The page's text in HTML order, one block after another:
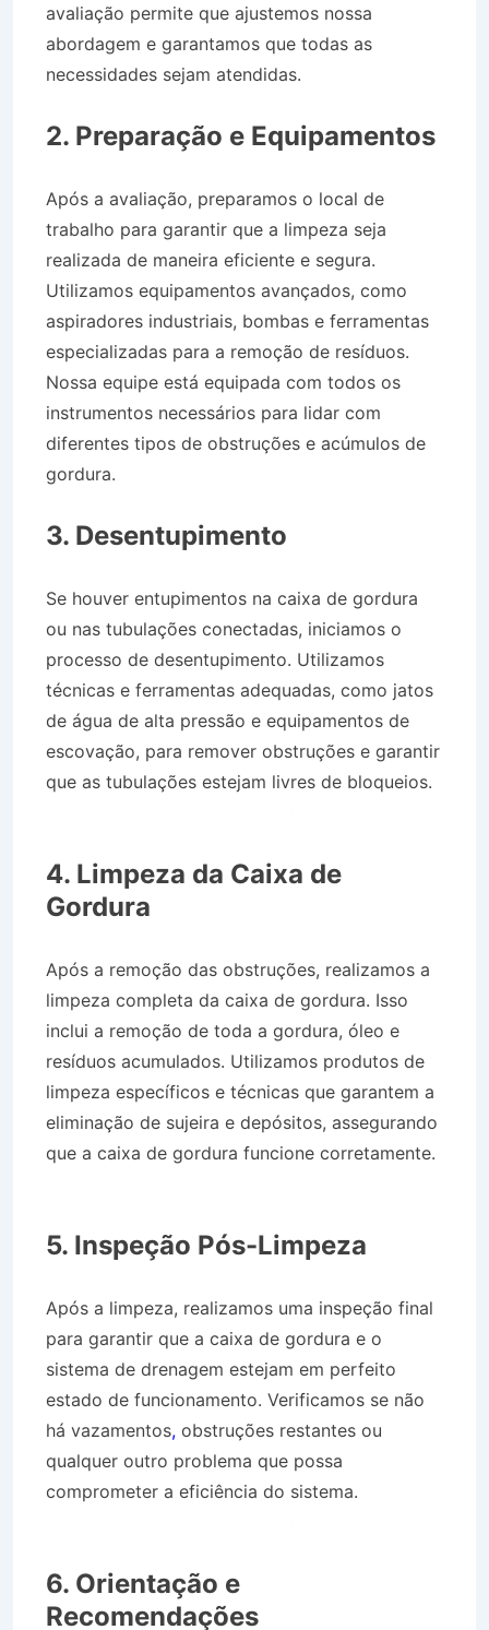
avaliação permite que ajustemos nossa
abordagem e garantamos que todas as
necessidades sejam atendidas.
2. Preparação e Equipamentos
Após a avaliação, preparamos o local de
trabalho para garantir que a limpeza seja
realizada de maneira eficiente e segura.
Utilizamos equipamentos avançados, como
aspiradores industriais, bombas e ferramentas
especializadas para a remoção de resíduos.
Nossa equipe está equipada com todos os
instrumentos necessários para lidar com
diferentes tipos de obstruções e acúmulos de
gordura.
3. Desentupimento
Se houver entupimentos na caixa de gordura
ou nas tubulações conectadas, iniciamos o
processo de desentupimento. Utilizamos
técnicas e ferramentas adequadas, como jatos
de água de alta pressão e equipamentos de
escovação, para remover obstruções e garantir
que as tubulações estejam livres de bloqueios.
4. Limpeza da Caixa de
Gordura
Após a remoção das obstruções, realizamos a
limpeza completa da caixa de gordura. Isso
inclui a remoção de toda a gordura, óleo e
resíduos acumulados. Utilizamos produtos de
limpeza específicos e técnicas que garantem a
eliminação de sujeira e depósitos, assegurando
que a caixa de gordura funcione corretamente.
5. Inspeção Pós-Limpeza
Após a limpeza, realizamos uma inspeção final
para garantir que a caixa de gordura e o
sistema de drenagem estejam em perfeito
estado de funcionamento. Verificamos se não
há vazamentos, obstruções restantes ou
qualquer outro problema que possa
comprometer a eficiência do sistema.
6. Orientação e
Recomendações